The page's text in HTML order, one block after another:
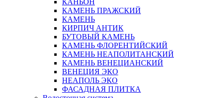
КАНЬОН
КАМЕНЬ ПРАЖСКИЙ
КАМЕНЬ
КИРПИЧ АНТИК
БУТОВЫЙ КАМЕНЬ
КАМЕНЬ ФЛОРЕНТИЙСКИЙ
КАМЕНЬ НЕАПОЛИТАНСКИЙ
КАМЕНЬ ВЕНЕЦИАНСКИЙ
ВЕНЕЦИЯ ЭКО
НЕАПОЛЬ ЭКО
ФАСАДНАЯ ПЛИТКА